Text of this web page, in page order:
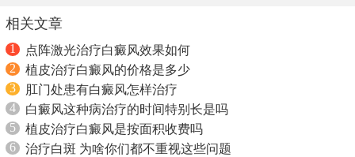
相关文章
1
点阵激光治疗白癜风效果如何
2
植皮治疗白癜风的价格是多少
3
肛门处患有白癜风怎样治疗
4
白癜风这种病治疗的时间特别长是吗
5
植皮治疗白癜风是按面积收费吗
6
治疗白斑 为啥你们都不重视这些问题